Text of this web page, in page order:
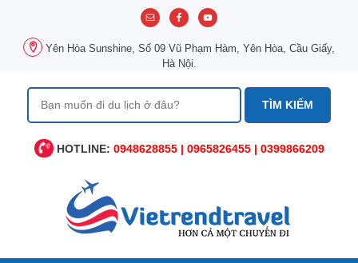
Yên Hòa Sunshine, Số 09 Vũ Phạm Hàm, Yên Hòa, Cầu Giấy,
Hà Nội.
Tìm
kiếm
HOTLINE: 0948628855 | 0965826455 | 0399866209